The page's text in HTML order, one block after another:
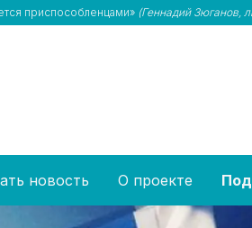
приспособленцами» (Геннадий Зюганов,
новость О проекте